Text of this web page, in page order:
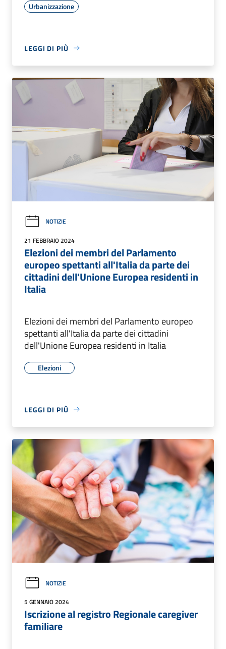
Urbanizzazione
LEGGI DI PIÙ
NOTIZIE
21 FEBBRAIO 2024
Elezioni dei membri del Parlamento
europeo spettanti all'Italia da parte dei
cittadini dell'Unione Europea residenti in
Italia
Elezioni dei membri del Parlamento europeo
spettanti all'Italia da parte dei cittadini
dell'Unione Europea residenti in Italia
Elezioni
LEGGI DI PIÙ
NOTIZIE
5 GENNAIO 2024
Iscrizione al registro Regionale caregiver
familiare